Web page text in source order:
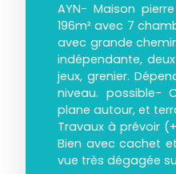
AYN- Maison
196m² avec 7
avec grande
indépendante,
jeux, grenier.
niveau. possible-
plane autour, et
Travaux à prévoir
Bien avec cachet
vue très dégagée